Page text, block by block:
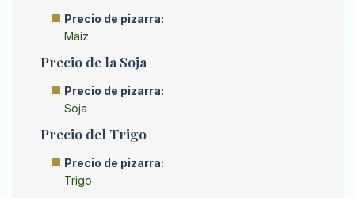
Precio de pizarra:
Maíz
Precio de la Soja
Precio de pizarra:
Soja
Precio del Trigo
Precio de pizarra:
Trigo